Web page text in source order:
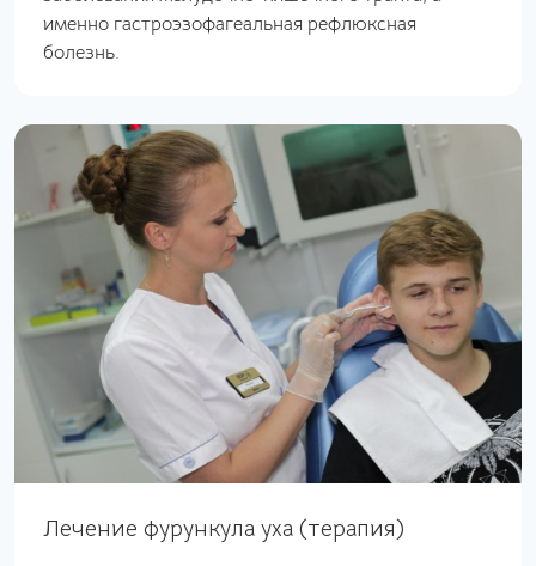
именно гастроэзофагеальная рефлюксная
болезнь.
Лечение фурункула уха (терапия)